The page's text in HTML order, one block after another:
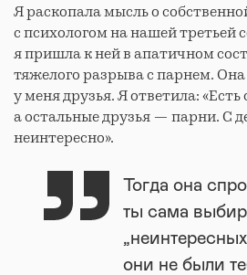
Я раскопала мысль о
с психологом на нашей третьей
я пришла к ней в апатичном
тяжелого разрыва с парнем. Она
у меня друзья. Я ответила: «Есть
а остальные друзья — парни. С
неинтересно».
Тогда она
ты сама
они не были